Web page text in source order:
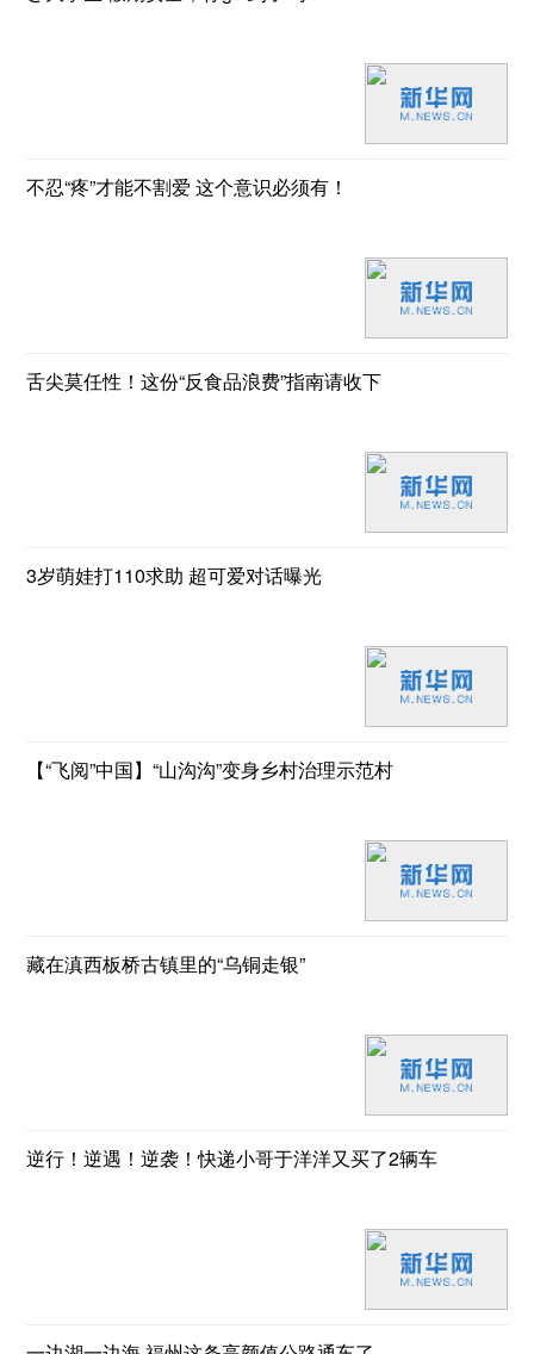
不忍“疼”才能不割爱 这个意识必须有！
舌尖莫任性！这份“反食品浪费”指南请收下
3岁萌娃打110求助 超可爱对话曝光
【“飞阅”中国】“山沟沟”变身乡村治理示范村
藏在滇西板桥古镇里的“乌铜走银”
逆行！逆遇！逆袭！快递小哥于洋洋又买了2辆车